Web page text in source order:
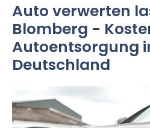
Auto verwerten
Blomberg -
Autoentsorgung
Deutschland